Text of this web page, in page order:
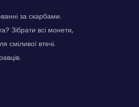
за скарбами.
Зібрати всі монети,
сміливої втечі.